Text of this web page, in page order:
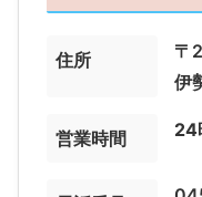
住所
〒
伊
営業時間 24